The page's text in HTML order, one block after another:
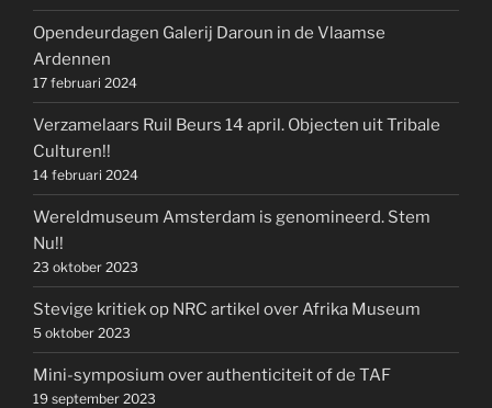
Opendeurdagen Galerij Daroun in de Vlaamse
Ardennen
17 februari 2024
Verzamelaars Ruil Beurs 14 april. Objecten uit Tribale
Culturen!!
14 februari 2024
Wereldmuseum Amsterdam is genomineerd. Stem
Nu!!
23 oktober 2023
Stevige kritiek op NRC artikel over Afrika Museum
5 oktober 2023
Mini-symposium over authenticiteit of de TAF
19 september 2023